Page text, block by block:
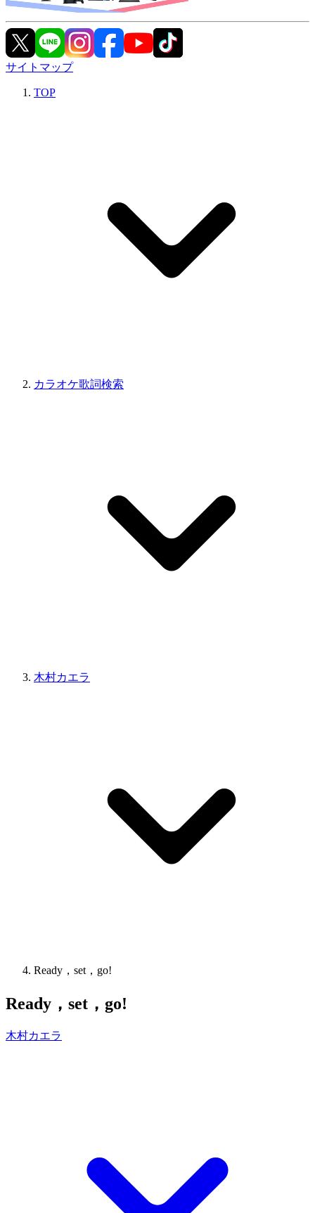
サイトマップ
TOP
カラオケ歌詞検索
木村カエラ
Ready，set，go!
Ready，set，go!
木村カエラ